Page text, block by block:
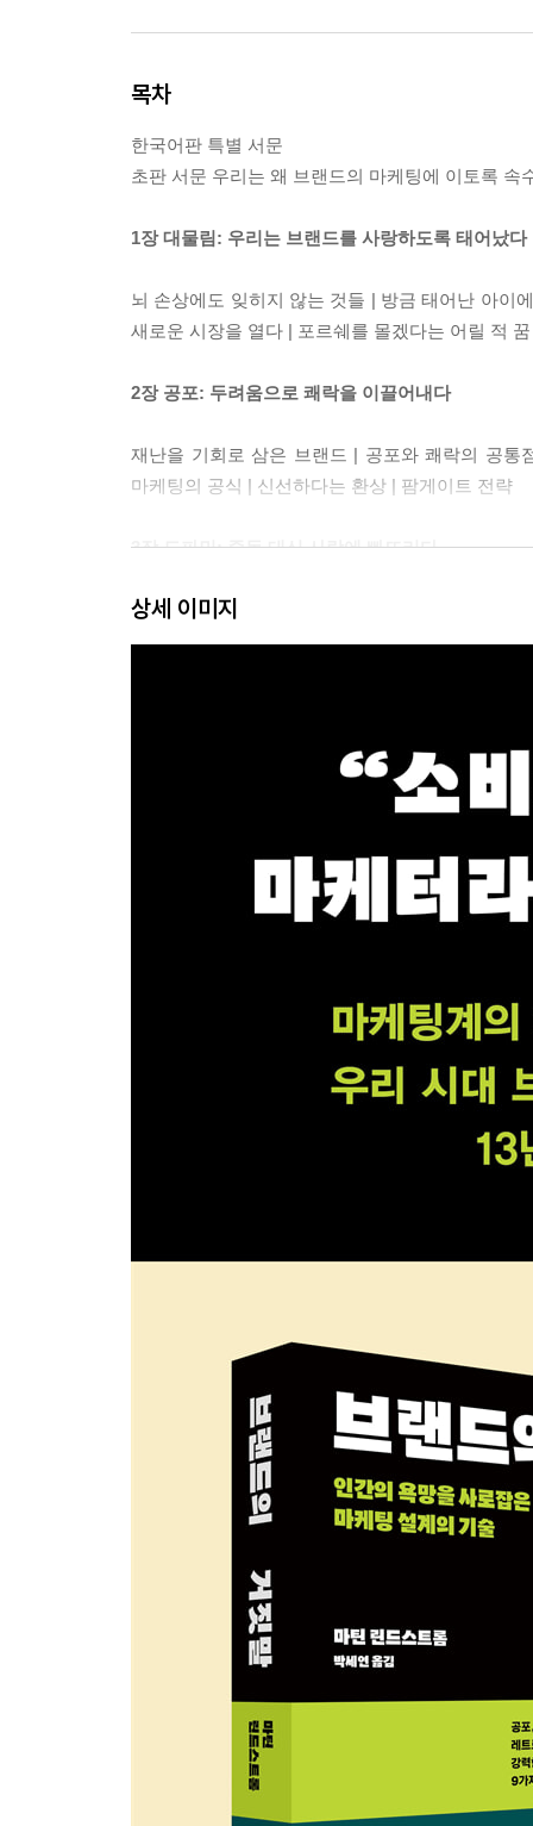
목차
한국어판 특별 서문
초판 서문 우리는 왜 브랜드의 마케팅에 이토록 속
1장 대물림: 우리는 브랜드를 사랑하도록 태어났다
뇌 손상에도 잊히지 않는 것들 | 방금 태어난 아이
새로운 시장을 열다 | 포르쉐를 몰겠다는 어릴 적
2장 공포: 두려움으로 쾌락을 이끌어내다
재난을 기회로 삼은 브랜드 | 공포와 쾌락의 공
마케팅의 공식 | 신선하다는 환상 | 팜게이트 전략
3장 도파민: 중독 대신 사랑에 빠뜨리다
아이폰을 '사랑'하는 사람들 | 쇼핑을 멈추지 못하
잊을 수 없는 맛의 비밀 | 습관은 중독의 다른 이름
자동차에 섹슈얼리티를 담다 | 향수가 아니라 판
열광하는 이유 | 제모에 빠진 마초들
5장 군중심리: 모든 사람이 원하는 것처럼 보여주다
사회적 동물의 구매법 | 블랙프라이데이의 인
6장 레트로: 행복했던 과거의 순간을 떠올리게 하다
“그때가 좋았지” | 늙지 않는 사람들 | 불경기일수
추천하는 화장품입니다 | 브랜드 그 자체가 되다 |
열반의 맛 | 오늘도 희망을 삽니다
9장 데이터 마이닝: 소비자의 발자취가 곧 돈이다
당신의 움직임은 돈이 된다 | 데이터 마이닝과
보인다 | 매출을 좌우하는 매장 음악 | 가장
포스트프라이버시 시대
결론: 우연히 벌어지는 소비는 없다
간교함을 특별함으로 만드는 방법
상세 이미지